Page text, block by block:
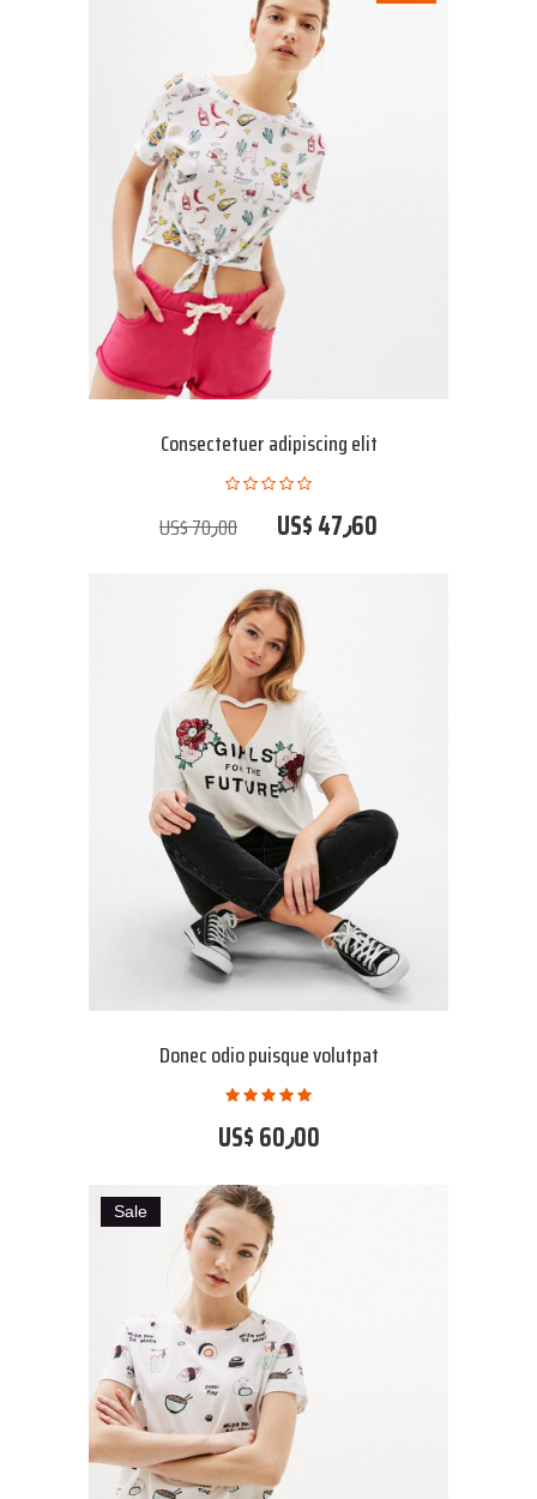
Consectetuer adipiscing elit
US$ 47٫60 US$ 70٫00
Donec odio puisque volutpat
US$ 60٫00
Sale